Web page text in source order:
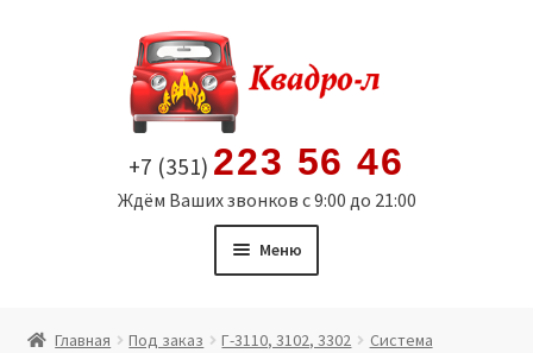
содержимому
+7 (351) 223 56 46
Ждём Ваших звонков с 9:00 до 21:00
Меню
Главная Под заказ Г-3110, 3102, 3302
Система